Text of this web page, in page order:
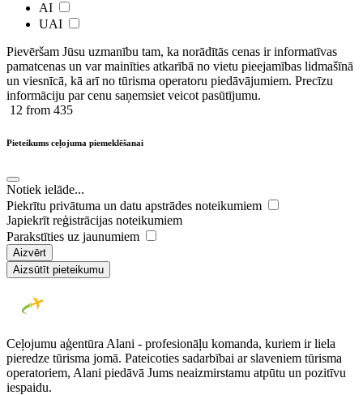
AI
UAI
Pievēršam Jūsu uzmanību tam, ka norādītās cenas ir ​informatīvas ​
pamatcenas un var mainīties atkarībā ​no ​vietu pieejamības lidmašīnā
un viesnīcā, kā arī no tūrisma operatoru piedāvājumiem. Precīzu
informāciju par cenu saņemsiet veicot pasūtījumu.
12 from 435
Pieteikums ceļojuma piemeklēšanai
Notiek ielāde...
Piekrītu privātuma un datu apstrādes noteikumiem
Japiekrīt reģistrācijas noteikumiem
Parakstīties uz jaunumiem
Aizvērt
Aizsūtīt pieteikumu
Ceļojumu aģentūra Alani - profesionāļu komanda, kuriem ir liela
pieredze tūrisma jomā. Pateicoties sadarbībai ar slaveniem tūrisma
operatoriem, Alani piedāvā Jums neaizmirstamu atpūtu un pozitīvu
iespaidu.